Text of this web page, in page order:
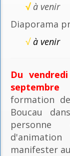
√ à venir
Diaporama
√à venir
Du
septembre
formation
Boucau
personne
manifester